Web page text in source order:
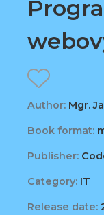
Author: Mgr.
Book format:
Publisher:
Category: IT
Release date: